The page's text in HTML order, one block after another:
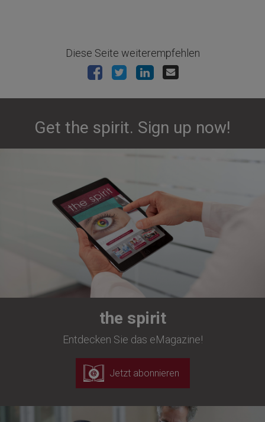
Diese Seite weiterempfehlen
Get the spirit. Sign up now!
the spirit
Entdecken Sie das eMagazine!
Jetzt abonnieren